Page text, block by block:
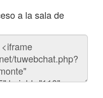
a la sala de